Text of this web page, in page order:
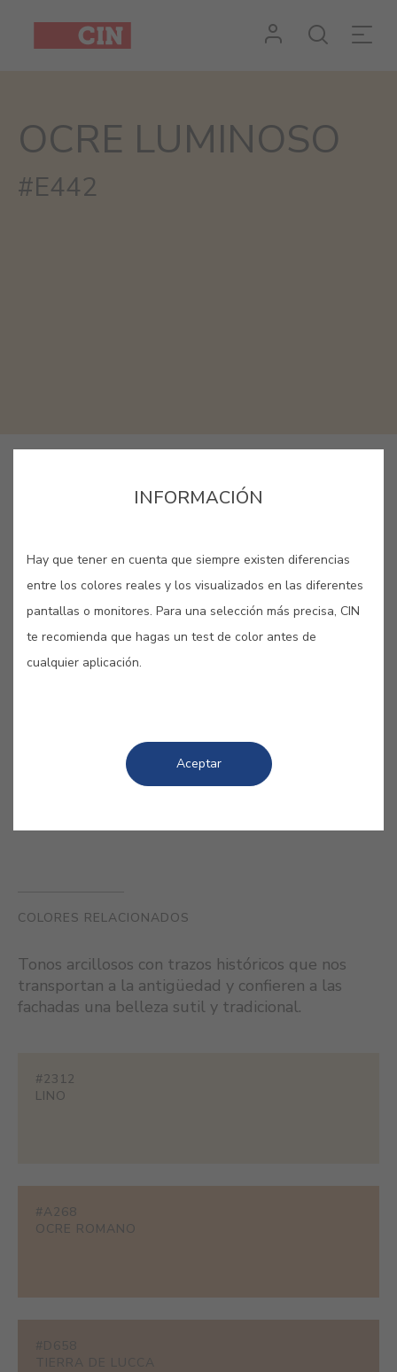
OCRE LUMINOSO
#E442
OCRE LUMINOSO #E442
intensa que proyecta la luz de
COLORES RELACIONADOS
Tonos arcillosos con trazos históricos que nos
transportan a la antigüedad y confieren a las
fachadas una belleza sutil y tradicional.
#2312
LINO
#A268
OCRE ROMANO
#D658
TIERRA DE LUCCA
INFORMACIÓN
Hay que tener en cuenta que siempre existen diferencias
entre los colores reales y los visualizados en las diferentes
pantallas o monitores. Para una selección más precisa, CIN
te recomienda que hagas un test de color antes de
cualquier aplicación.
Aceptar